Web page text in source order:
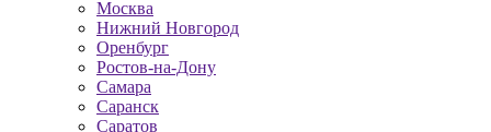
Москва
Нижний Новгород
Оренбург
Ростов-на-Дону
Самара
Саранск
Саратов